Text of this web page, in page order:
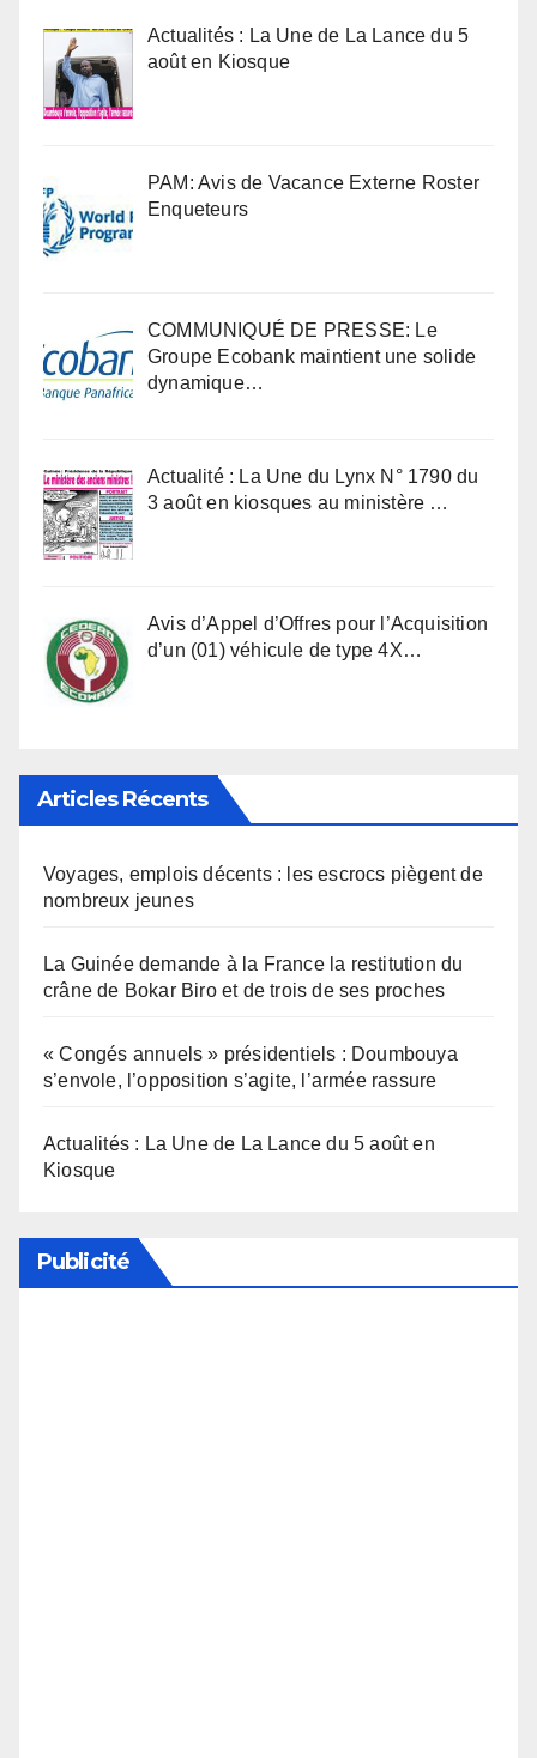
Actualités : La Une de La Lance du 5
août en Kiosque
PAM: Avis de Vacance Externe Roster
Enqueteurs
COMMUNIQUÉ DE PRESSE: Le
Groupe Ecobank maintient une solide
dynamique…
Actualité : La Une du Lynx N° 1790 du
3 août en kiosques au ministère …
Avis d’Appel d’Offres pour l’Acquisition
d’un (01) véhicule de type 4X…
Articles Récents
Voyages, emplois décents : les escrocs piègent de
nombreux jeunes
La Guinée demande à la France la restitution du
crâne de Bokar Biro et de trois de ses proches
« Congés annuels » présidentiels : Doumbouya
s’envole, l’opposition s’agite, l’armée rassure
Actualités : La Une de La Lance du 5 août en
Kiosque
Publicité